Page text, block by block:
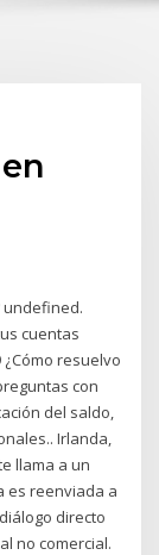
undefined.
cuentas
resuelvo
con
del saldo,
Irlanda,
llama a un
es reenviada a
directo
no comercial.